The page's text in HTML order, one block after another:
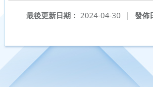
發佈
最後更新日期： 2024-04-30
|